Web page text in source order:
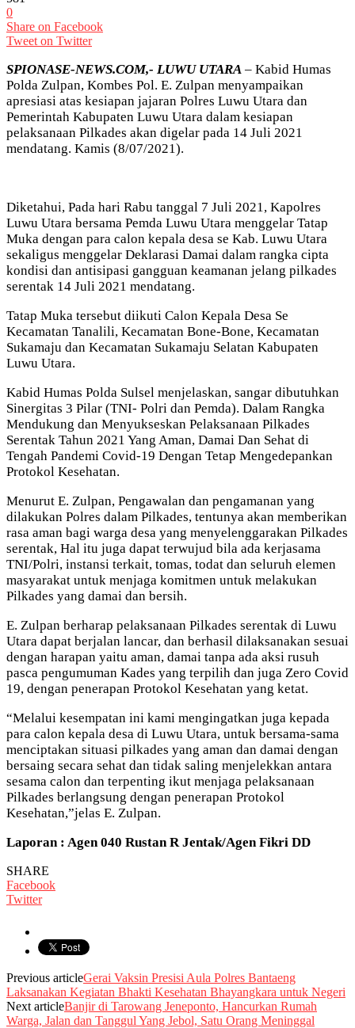
0
Share on Facebook
Tweet on Twitter
SPIONASE-NEWS.COM,- LUWU UTARA – Kabid Humas
Polda Zulpan, Kombes Pol. E. Zulpan menyampaikan
apresiasi atas kesiapan jajaran Polres Luwu Utara dan
Pemerintah Kabupaten Luwu Utara dalam kesiapan
pelaksanaan Pilkades akan digelar pada 14 Juli 2021
mendatang. Kamis (8/07/2021).
Diketahui, Pada hari Rabu tanggal 7 Juli 2021, Kapolres
Luwu Utara bersama Pemda Luwu Utara menggelar Tatap
Muka dengan para calon kepala desa se Kab. Luwu Utara
sekaligus menggelar Deklarasi Damai dalam rangka cipta
kondisi dan antisipasi gangguan keamanan jelang pilkades
serentak 14 Juli 2021 mendatang.
Tatap Muka tersebut diikuti Calon Kepala Desa Se
Kecamatan Tanalili, Kecamatan Bone-Bone, Kecamatan
Sukamaju dan Kecamatan Sukamaju Selatan Kabupaten
Luwu Utara.
Kabid Humas Polda Sulsel menjelaskan, sangar dibutuhkan
Sinergitas 3 Pilar (TNI- Polri dan Pemda). Dalam Rangka
Mendukung dan Menyukseskan Pelaksanaan Pilkades
Serentak Tahun 2021 Yang Aman, Damai Dan Sehat di
Tengah Pandemi Covid-19 Dengan Tetap Mengedepankan
Protokol Kesehatan.
Menurut E. Zulpan, Pengawalan dan pengamanan yang
dilakukan Polres dalam Pilkades, tentunya akan memberikan
rasa aman bagi warga desa yang menyelenggarakan Pilkades
serentak, Hal itu juga dapat terwujud bila ada kerjasama
TNI/Polri, instansi terkait, tomas, todat dan seluruh elemen
masyarakat untuk menjaga komitmen untuk melakukan
Pilkades yang damai dan bersih.
E. Zulpan berharap pelaksanaan Pilkades serentak di Luwu
Utara dapat berjalan lancar, dan berhasil dilaksanakan sesuai
dengan harapan yaitu aman, damai tanpa ada aksi rusuh
pasca pengumuman Kades yang terpilih dan juga Zero Covid
19, dengan penerapan Protokol Kesehatan yang ketat.
“Melalui kesempatan ini kami mengingatkan juga kepada
para calon kepala desa di Luwu Utara, untuk bersama-sama
menciptakan situasi pilkades yang aman dan damai dengan
bersaing secara sehat dan tidak saling menjelekkan antara
sesama calon dan terpenting ikut menjaga pelaksanaan
Pilkades berlangsung dengan penerapan Protokol
Kesehatan,”jelas E. Zulpan.
Laporan : Agen 040 Rustan R Jentak/Agen Fikri DD
SHARE
Facebook
Twitter
Previous articleGerai Vaksin Presisi Aula Polres Bantaeng
Laksanakan Kegiatan Bhakti Kesehatan Bhayangkara untuk Negeri
Next articleBanjir di Tarowang Jeneponto, Hancurkan Rumah
Warga, Jalan dan Tanggul Yang Jebol, Satu Orang Meninggal